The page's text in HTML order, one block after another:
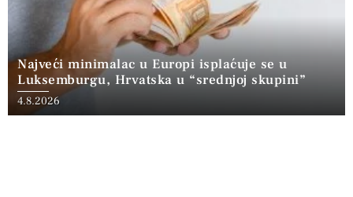
Najveći minimalac u Europi isplaćuje se u
Luksemburgu, Hrvatska u “srednjoj skupini”
4.8.2026